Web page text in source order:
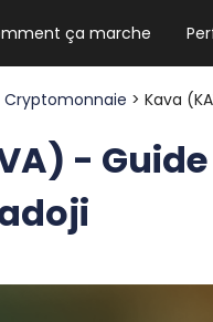
ça marche
Les
Cryptomonnaie > Kava
-